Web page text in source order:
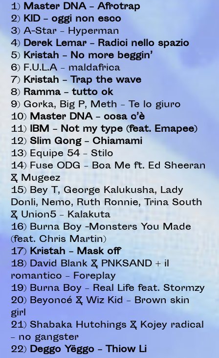
1) Master DNA – Afrotrap
2) KID – oggi non esco
3) A-Star – Hyperman
4) Derek Lemar – Radici nello spazio
5)Kristah – No more beggin’
6) F.U.L.A – maldafrica
7) Kristah – Trap the wave
8) Ramma – tutto ok
9) Gorka, Big P, Meth – Te lo giuro
10) Master DNA – cosa c’è
11) IBM – Not my type (feat. Emapee)
12)Slim Gong – Chiamami
13) Equipe 54 – Stilo
14) Fuse ODG – Boa Me ft. Ed Sheeran
& Mugeez
15) Bey T, George Kalukusha, Lady
Donli, Nemo, Ruth Ronnie, Trina South
& Union5 – Kalakuta
16) Burna Boy -Monsters You Made
(feat. Chris Martin)
17) Kristah – Mask off
18) David Blank & PNKSAND + il
romantico – Foreplay
19) Burna Boy – Real Life feat. Stormzy
20) Beyoncé & Wiz Kid – Brown skin
girl
21) Shabaka Hutchings & Kojey radical
– no gangster
22) Deggo Yëggo – Thiow Li